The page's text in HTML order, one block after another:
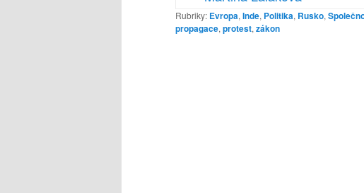
Rubriky: Evropa, Inde, Politika, Rusko,
propagace, protest, zákon